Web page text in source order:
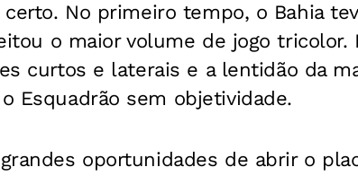
No primeiro tempo, o Bahia
o maior volume de jogo tricolor.
curtos e laterais e a lentidão da
Esquadrão sem objetividade.
oportunidades de abrir o